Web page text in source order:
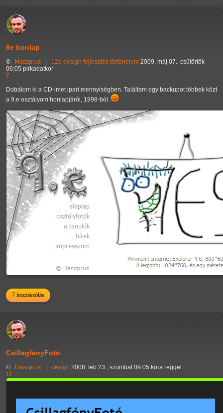
9e honlap
© Haszprus | 12e design fejlesztés történelem 2009. máj 07., csütörtök
06:05 pirkadatkor
7
Dobálom ki a CD-imet ipari mennyiségben. Találtam egy backupot többek közt
a 9.e osztályom honlapjáról, 1998-ból.
7 hozzászólás
CsillagfényFotó
© Haszprus | design 2008. feb 23., szombat 09:05 kora reggel
11